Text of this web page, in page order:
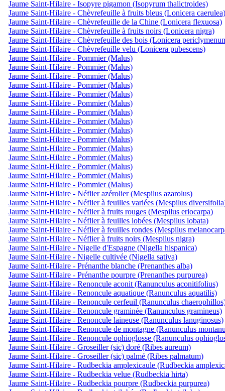
Jaume Saint-Hilaire - Isopyre pigamon (Isopyrum thalictroides)
Jaume Saint-Hilaire - Chèvrefeuille à fruits bleus (Lonicera caerulea)
Jaume Saint-Hilaire - Chèvrefeuille de la Chine (Lonicera flexuosa)
Jaume Saint-Hilaire - Chèvrefeuille à fruits noirs (Lonicera nigra)
Jaume Saint-Hilaire - Chèvrefeuille des bois (Lonicera
Jaume Saint-Hilaire - Chèvrefeuille velu (Lonicera pubescens)
Jaume Saint-Hilaire - Pommier (Malus)
Jaume Saint-Hilaire - Pommier (Malus)
Jaume Saint-Hilaire - Pommier (Malus)
Jaume Saint-Hilaire - Pommier (Malus)
Jaume Saint-Hilaire - Pommier (Malus)
Jaume Saint-Hilaire - Pommier (Malus)
Jaume Saint-Hilaire - Pommier (Malus)
Jaume Saint-Hilaire - Pommier (Malus)
Jaume Saint-Hilaire - Pommier (Malus)
Jaume Saint-Hilaire - Pommier (Malus)
Jaume Saint-Hilaire - Pommier (Malus)
Jaume Saint-Hilaire - Pommier (Malus)
Jaume Saint-Hilaire - Pommier (Malus)
Jaume Saint-Hilaire - Pommier (Malus)
Jaume Saint-Hilaire - Pommier (Malus)
Jaume Saint-Hilaire - Néflier azérolier (Mespilus azarolus)
Jaume Saint-Hilaire - Néflier à feuilles variées (Mespilus
Jaume Saint-Hilaire - Néflier à fruits rouges (Mespilus eriocarpa)
Jaume Saint-Hilaire - Néflier à feuilles lobées (Mespilus lobata)
Jaume Saint-Hilaire - Néflier à feuilles rondes (Mespilus
Jaume Saint-Hilaire - Néflier à fruits noirs (Mespilus nigra)
Jaume Saint-Hilaire - Nigelle d'Espagne (Nigella hispanica)
Jaume Saint-Hilaire - Nigelle cultivée (Nigella sativa)
Jaume Saint-Hilaire - Prénanthe blanche (Prenanthes alba)
Jaume Saint-Hilaire - Prénanthe pourpre (Prenanthes purpurea)
Jaume Saint-Hilaire - Renoncule aconit (Ranunculus aconitifolius)
Jaume Saint-Hilaire - Renoncule aquatique (Ranunculus aquatilis)
Jaume Saint-Hilaire - Renoncule cerfeuil (Ranunculus
Jaume Saint-Hilaire - Renoncule graminée (Ranunculus gramineus)
Jaume Saint-Hilaire - Renoncule laineuse (Ranunculus lanuginosus)
Jaume Saint-Hilaire - Renoncule de montagne (Ranunculus
Jaume Saint-Hilaire - Renoncule ophioglosse (Ranunculus
Jaume Saint-Hilaire - Groseiller (sic) doré (Ribes aureum)
Jaume Saint-Hilaire - Groseiller (sic) palmé (Ribes palmatum)
Jaume Saint-Hilaire - Rudbeckia amplexicaule (Rudbeckia
Jaume Saint-Hilaire - Rudbeckia velue (Rudbeckia hirta)
Jaume Saint-Hilaire - Rudbeckia pourpre (Rudbeckia purpurea)